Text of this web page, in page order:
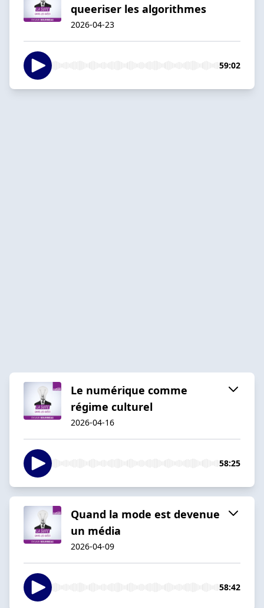
queeriser les algorithmes
2026-04-23
59:02
Le numérique comme
régime culturel
2026-04-16
58:25
Quand la mode est devenue
un média
2026-04-09
58:42